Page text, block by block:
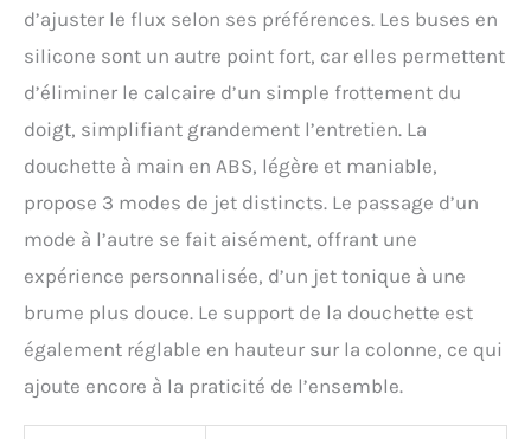
d’ajuster le flux selon ses préférences. Les buses en
silicone sont un autre point fort, car elles permettent
d’éliminer le calcaire d’un simple frottement du
doigt, simplifiant grandement l’entretien. La
douchette à main en ABS, légère et maniable,
propose 3 modes de jet distincts. Le passage d’un
mode à l’autre se fait aisément, offrant une
expérience personnalisée, d’un jet tonique à une
brume plus douce. Le support de la douchette est
également réglable en hauteur sur la colonne, ce qui
ajoute encore à la praticité de l’ensemble.